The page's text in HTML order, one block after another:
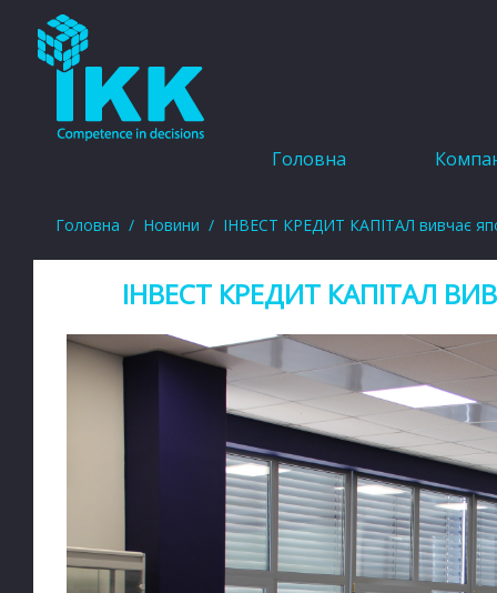
Головна
Головна Новини ІНВЕСТ КРЕДИТ КАПІТАЛ вивчає
ІНВЕСТ КРЕДИТ КАПІТАЛ